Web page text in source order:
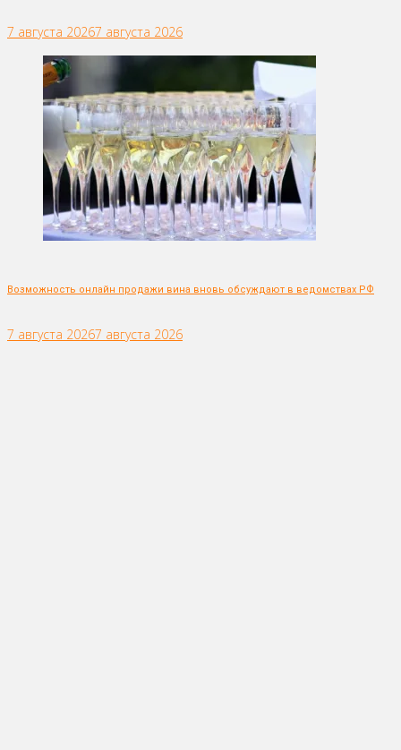
7 августа 20267 августа 2026
Возможность онлайн продажи вина вновь обсуждают в ведомствах РФ
7 августа 20267 августа 2026